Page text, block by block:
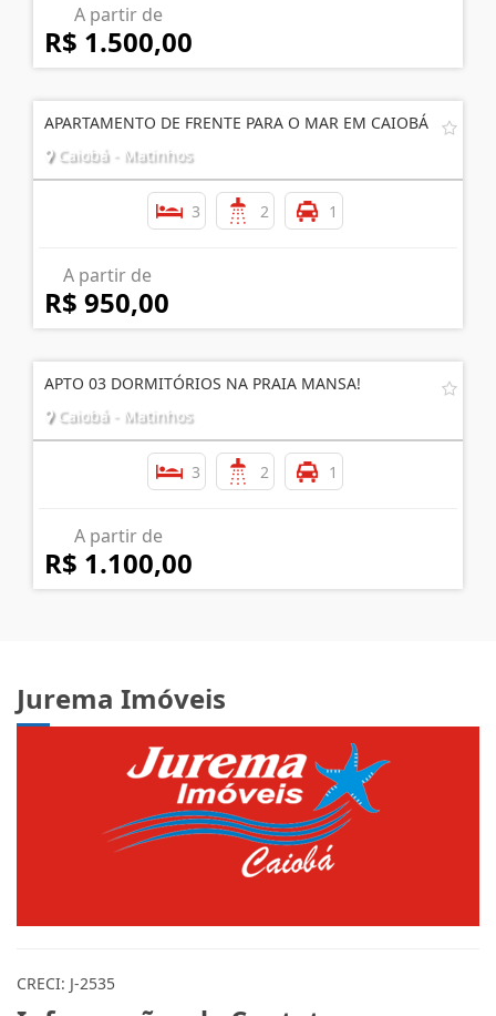
A partir de
R$ 1.500,00
APARTAMENTO DE FRENTE PARA O MAR EM CAIOBÁ
Caiobá - Matinhos
3 2 1
A partir de
R$ 950,00
APTO 03 DORMITÓRIOS NA PRAIA MANSA!
Caiobá - Matinhos
3 2 1
A partir de
R$ 1.100,00
Jurema Imóveis
CRECI: J-2535